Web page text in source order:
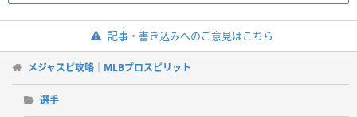
記事・書き込みへのご意見はこちら
メジャスピ攻略｜MLBプロスピリット
選手